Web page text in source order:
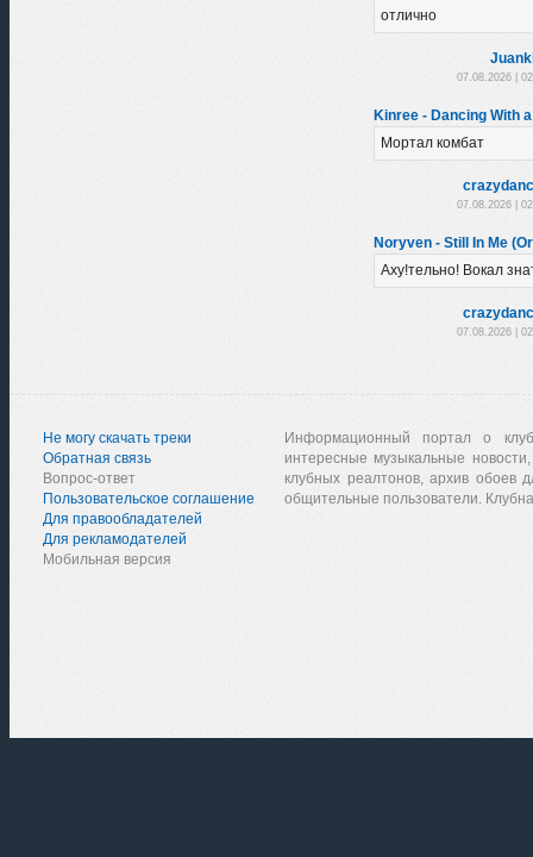
отлично
07.08.2026 |
Kinree - Dancing With
Мортал комбат
07.08.2026 |
Noryven - Still In Me
Аху!тельно! Вокал
07.08.2026 |
Не могу скачать треки
Обратная связь
Вопрос-ответ
Пользовательское соглашение
Для правообладателей
Для рекламодателей
Мобильная версия
Информационный портал о
интересные музыкальные
клубных реалтонов, архив обоев
общительные пользователи.